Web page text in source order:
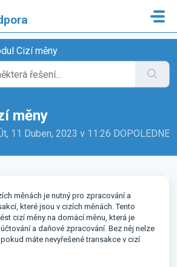
Cizí měny
měny
11 Duben, 2023 v 11:26 DOPOLEDNE
měnách je nutný pro zpracování a
které jsou v cizích měnách. Tento
cizí měny na domácí měnu, která je
a daňové zpracování. Bez něj nelze
máte nevyřešené transakce v cizí